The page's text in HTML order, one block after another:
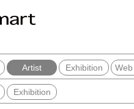
Artist Exhibition
Exhibition